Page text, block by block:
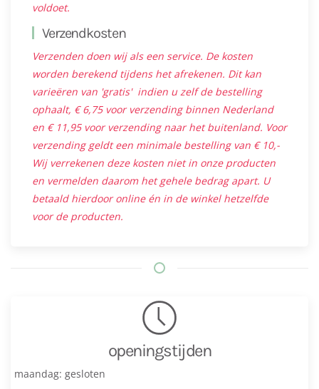
voldoet.
Verzendkosten
Verzenden doen wij als een service. De kosten
worden berekend tijdens het afrekenen. Dit kan
varieëren van 'gratis' indien u zelf de bestelling
ophaalt, € 6,75 voor verzending binnen Nederland
en € 11,95 voor verzending naar het buitenland. Voor
verzending geldt een minimale bestelling van € 10,-
Wij verrekenen deze kosten niet in onze producten
en vermelden daarom het gehele bedrag apart. U
betaald hierdoor online én in de winkel hetzelfde
voor de producten.
openingstijden
maandag: gesloten